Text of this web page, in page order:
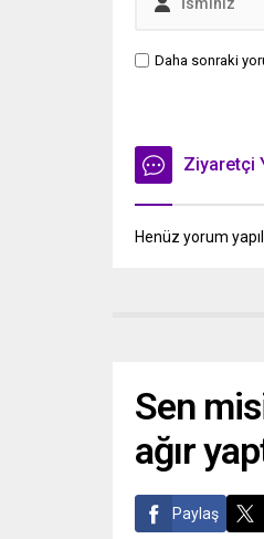
Daha sonraki
Ziyaretçi
Henüz yorum
Sen
ağır
Paylaş